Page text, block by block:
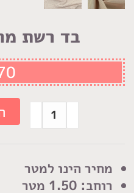
בד רשת
מחיר הינו למטר
רוחב: 1.50 מטר
כמות
של
מחטב